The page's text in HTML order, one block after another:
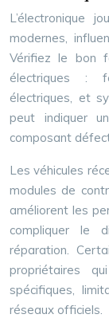
L’électronique
modernes,
Vérifiez le bon
électriques :
électriques, et
peut indiquer
composant
Les véhicules
modules de
améliorent les
compliquer le
réparation.
propriétaires
spécifiques,
réseaux officiels.